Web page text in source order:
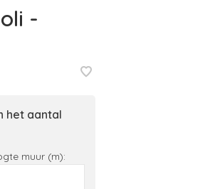
-
het aantal
muur (m):